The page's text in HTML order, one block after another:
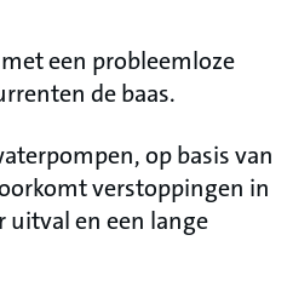
een probleemloze
de baas.
op basis van
verstoppingen in
uitval en een lange